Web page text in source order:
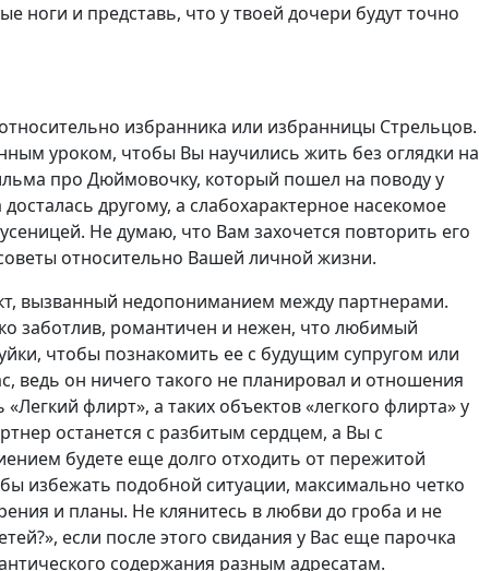
ноги и представь, что у твоей дочери будут точно
избранника или избранницы Стрельцов.
уроком, чтобы Вы научились жить без оглядки на
про Дюймовочку, который пошел на поводу у
другому, а слабохарактерное насекомое
Не думаю, что Вам захочется повторить его
относительно Вашей личной жизни.
вызванный недопониманием между партнерами.
заботлив, романтичен и нежен, что любимый
чтобы познакомить ее с будущим супругом или
ведь он ничего такого не планировал и отношения
флирт», а таких объектов «легкого флирта» у
останется с разбитым сердцем, а Вы с
будете еще долго отходить от пережитой
избежать подобной ситуации, максимально четко
и планы. Не клянитесь в любви до гроба и не
если после этого свидания у Вас еще парочка
содержания разным адресатам.